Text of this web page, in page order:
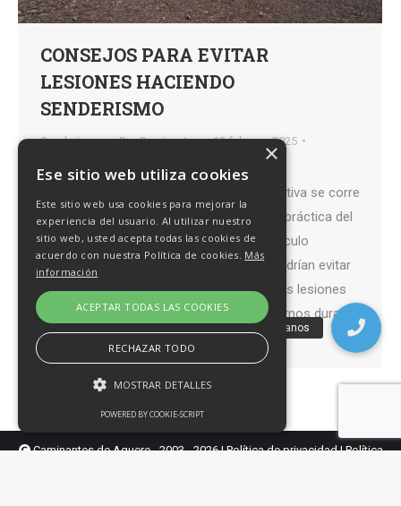
CONSEJOS PARA EVITAR
LESIONES HACIENDO
SENDERISMO
Senderismo, PorCaminantes
12 febrero, 2025
En la práctica de cualquier actividad deportiva se corre
el riesgo de sufrir algún tipo de lesión. La práctica del
senderismo no está exenta. Con este artículo
queremos darte algunos consejos que podrían evitar
lesiones en la práctica del senderismo. Las lesiones
en la práctica del senderismo podría alejarnos durante
una larga temporada de nuestra…
Caminantes de Aguere - 2003 - 2026 |Política de privacidad|Política
Ese sitio web utiliza cookies
Este sitio web usa cookies para mejorar la
experiencia del usuario. Al utilizar nuestro
sitio web, usted acepta todas las cookies de
acuerdo con nuestra Política de cookies. Más
información
ACEPTAR TODAS LAS COOKIES
RECHAZAR TODO
MOSTRAR DETALLES
POWERED BY COOKIE-SCRIPT
×